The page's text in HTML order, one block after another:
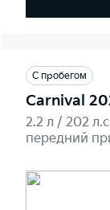
С пробегом
Carnival
2.2 л / 202
передний